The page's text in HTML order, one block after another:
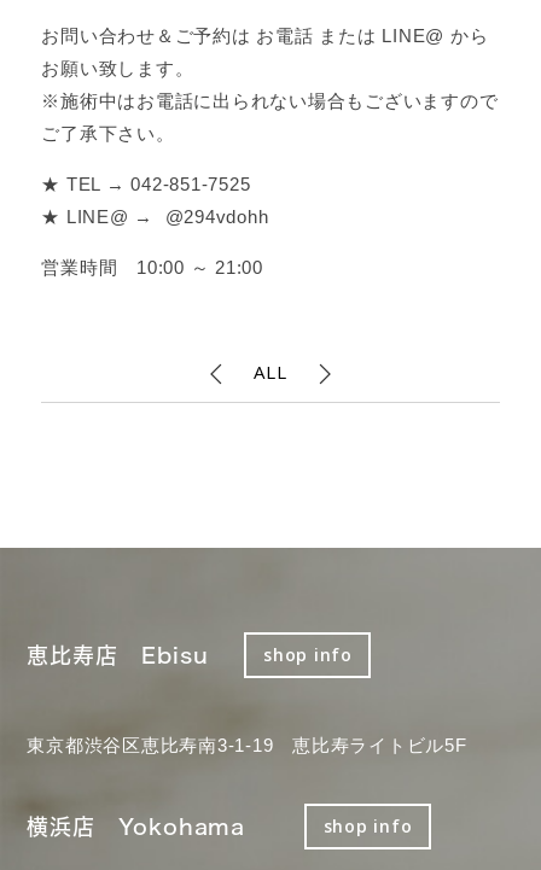
お問い合わせ＆ご予約は お電話 または LINE@ から
お願い致します。
※施術中はお電話に出られない場合もございますので
ご了承下さい。
★ TEL → 042-851-7525
★ LINE@ → @294vdohh
営業時間 10:00 ～ 21:00
ALL
恵比寿店 Ebisu shop info
東京都渋谷区恵比寿南3-1-19 恵比寿ライトビル5F
横浜店 Yokohama shop info